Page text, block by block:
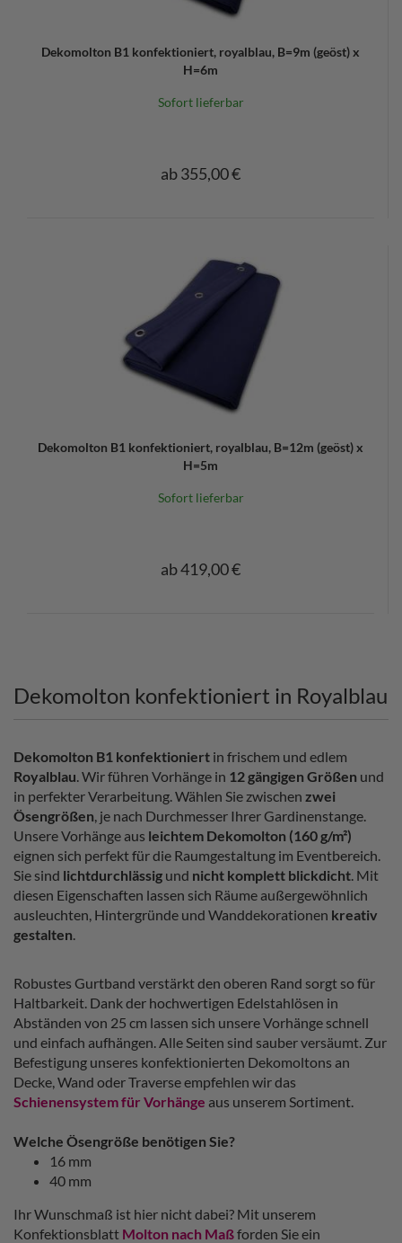
Dekomolton B1 konfektioniert, royalblau, B=9m (geöst) x
H=6m
Sofort lieferbar
ab 355,00 €
Dekomolton B1 konfektioniert, royalblau, B=12m (geöst) x
H=5m
Sofort lieferbar
ab 419,00 €
Dekomolton konfektioniert in Royalblau
Dekomolton B1 konfektioniert in frischem und edlem
Royalblau. Wir führen Vorhänge in 12 gängigen Größen und
in perfekter Verarbeitung. Wählen Sie zwischen zwei
Ösengrößen, je nach Durchmesser Ihrer Gardinenstange.
Unsere Vorhänge aus leichtem Dekomolton (160 g/m²)
eignen sich perfekt für die Raumgestaltung im Eventbereich.
Sie sind lichtdurchlässig und nicht komplett blickdicht. Mit
diesen Eigenschaften lassen sich Räume außergewöhnlich
ausleuchten, Hintergründe und Wanddekorationen kreativ
gestalten.
Robustes Gurtband verstärkt den oberen Rand sorgt so für
Haltbarkeit. Dank der hochwertigen Edelstahlösen in
Abständen von 25 cm lassen sich unsere Vorhänge schnell
und einfach aufhängen. Alle Seiten sind sauber versäumt. Zur
Befestigung unseres konfektionierten Dekomoltons an
Decke, Wand oder Traverse empfehlen wir das
Schienensystem für Vorhänge aus unserem Sortiment.
Welche Ösengröße benötigen Sie?
16 mm
40 mm
Ihr Wunschmaß ist hier nicht dabei? Mit unserem
Konfektionsblatt Molton nach Maßforden Sie ein